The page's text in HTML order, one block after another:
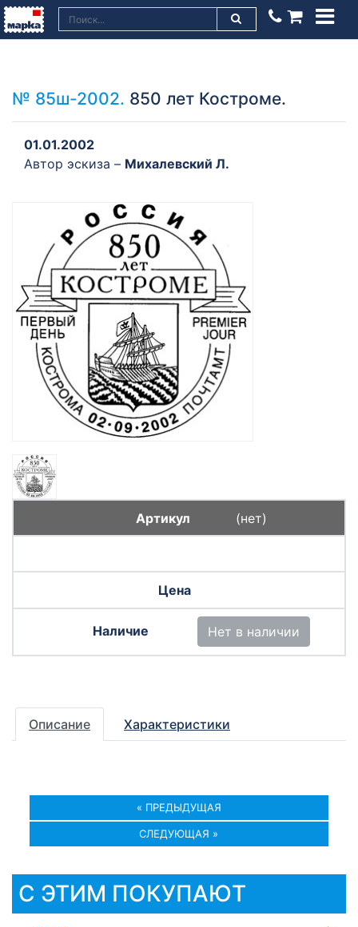
№ 85ш-2002. 850 лет Костроме.
01.01.2002
Автор эскиза – Михалевский Л.
(нет)
Нет в наличии
Описание Характеристики
« ПРЕДЫДУЩАЯ
СЛЕДУЮЩАЯ »
С ЭТИМ ПОКУПАЮТ